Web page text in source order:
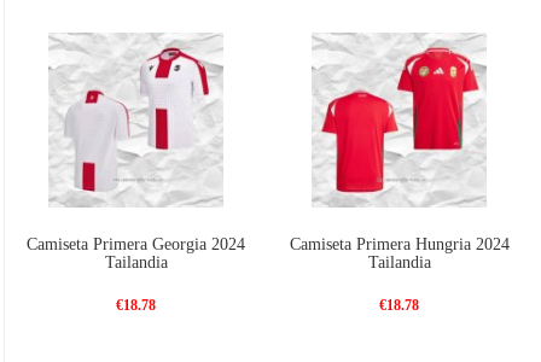
Camiseta Primera Georgia 2024
Tailandia
€18.78
Camiseta Primera Hungria 2024
Tailandia
€18.78